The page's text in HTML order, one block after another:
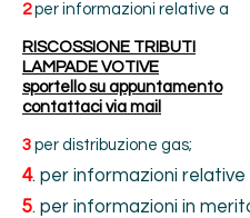
2per informazioni relative a
RISCOSSIONE TRIBUTI
LAMPADE VOTIVE
sportello su appuntamento
contattaci via mail
3 per distribuzione gas;
4. per informazioni
5. per informazioni in